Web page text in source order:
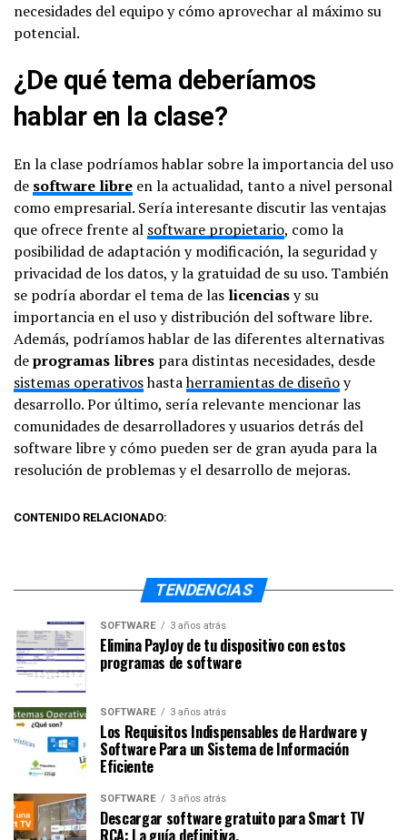
necesidades del equipo y cómo aprovechar al máximo su
potencial.
¿De qué tema deberíamos
hablar en la clase?
En la clase podríamos hablar sobre la importancia del uso
de software libre en la actualidad, tanto a nivel personal
como empresarial. Sería interesante discutir las ventajas
que ofrece frente al software propietario, como la
posibilidad de adaptación y modificación, la seguridad y
privacidad de los datos, y la gratuidad de su uso. También
se podría abordar el tema de las licenciasy su
importancia en el uso y distribución del software libre.
Además, podríamos hablar de las diferentes alternativas
deprogramas libres para distintas necesidades, desde
sistemas operativoshastaherramientas de diseñoy
desarrollo. Por último, sería relevante mencionar las
comunidades de desarrolladores y usuarios detrás del
software libre y cómo pueden ser de gran ayuda para la
resolución de problemas y el desarrollo de mejoras.
CONTENIDO RELACIONADO:
TENDENCIAS
SOFTWARE 3 años atrás
Elimina PayJoy de tu dispositivo con estos
programas de software
SOFTWARE 3 años atrás
Los Requisitos Indispensables de Hardware y
Software Para un Sistema de Información
Eficiente
SOFTWARE 3 años atrás
Descargar software gratuito para Smart TV
RCA: La guía definitiva.